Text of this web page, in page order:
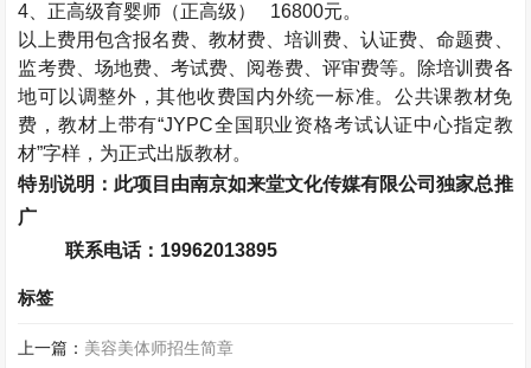
4 、正高级育婴师（正高级） 16800元。
以上费用包含报名费、教材费、培训费、认证费、命题费、
监考费、场地费、考试费、阅卷费、评审费等。除培训费各
地可以调整外，其他收费国内外统一标准。公共课教材免
费，教材上带有“JYPC全国职业资格考试认证中心指定教
材”字样，为正式出版教材。
特别说明：此项目由南京如来堂文化传媒有限公司独家总推
广
联系电话： 19962013895
标签
上一篇： 美容美体师招生简章